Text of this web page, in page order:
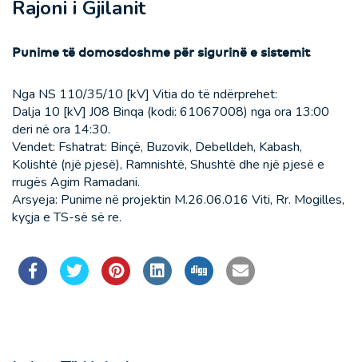
Rajoni i Gjilanit
Punime të domosdoshme për sigurinë e sistemit
Nga NS 110/35/10 [kV] Vitia do të ndërprehet:
Dalja 10 [kV] J08 Binqa (kodi: 61067008) nga ora 13:00
deri në ora 14:30.
Vendet: Fshatrat: Binçë, Buzovik, Debelldeh, Kabash,
Kolishtë (një pjesë), Ramnishtë, Shushtë dhe një pjesë e
rrugës Agim Ramadani.
Arsyeja: Punime në projektin M.26.06.016 Viti, Rr. Mogilles,
kyçja e TS-së së re.